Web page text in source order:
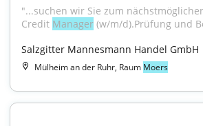
"...suchen wir Sie zum
Credit Manager (w/m/d).Prüfung und
Salzgitter Mannesmann Handel GmbH
Mülheim an der Ruhr, Raum Moers